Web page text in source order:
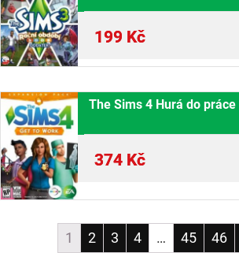
199 Kč
The Sims 4 Hurá do práce
374 Kč
1 2 3 4 … 45 46